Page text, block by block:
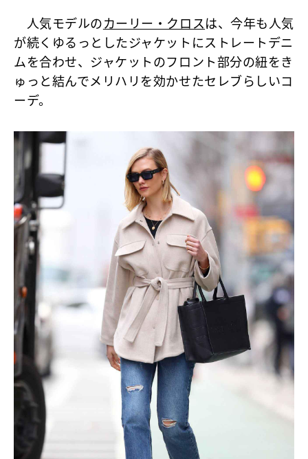
人気モデルのカーリー・クロスは、今年も人気
が続くゆるっとしたジャケットにストレートデニ
ムを合わせ、ジャケットのフロント部分の紐をき
ゅっと結んでメリハリを効かせたセレブらしいコ
ーデ。